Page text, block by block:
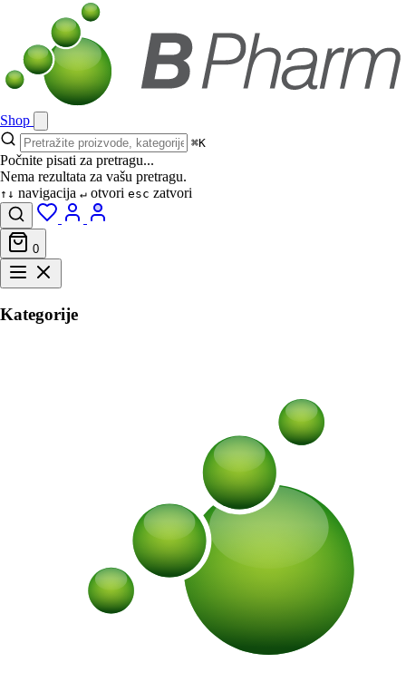
Shop
⌘K
Počnite pisati za pretragu...
Nema rezultata za vašu pretragu.
↑↓ navigacija ↵ otvori esc zatvori
0
Kategorije